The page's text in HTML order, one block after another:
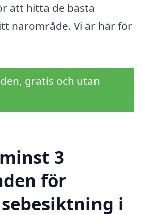
att hitta de bästa
närområde. Vi är här för
gratis och utan
3
för
i